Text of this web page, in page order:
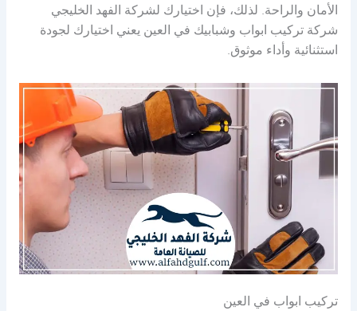
الأمان والراحة. لذلك، فإن اختيارك لشركة الفهد الخليجي
شركة تركيب ابواب وشبابيك في العين يعني اختيارك لجودة
استثنائية وأداء موثوق.
تركيب ابواب في العين